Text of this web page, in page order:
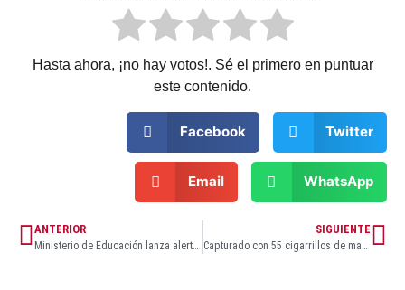
Hasta ahora, ¡no hay votos!. Sé el primero en puntuar
este contenido.
Facebook Twitter
Email WhatsApp
ANTERIOR SIGUIENTE